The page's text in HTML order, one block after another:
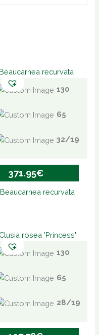
130
65
32/19
371.95€
Beaucarnea recurvata
130
65
28/19